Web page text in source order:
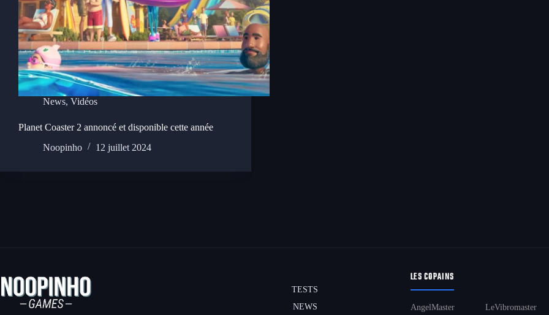
News, Vidéos
Planet Coaster 2 annoncé et disponible cette année
Noopinho
12 juillet 2024
TESTS
NEWS
LES COPAINS
AngelMaster LeVibromaster